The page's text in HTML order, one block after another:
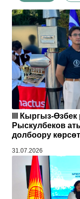
III Кыргыз-
Рыскулбеков
долбоору
31.07.2026